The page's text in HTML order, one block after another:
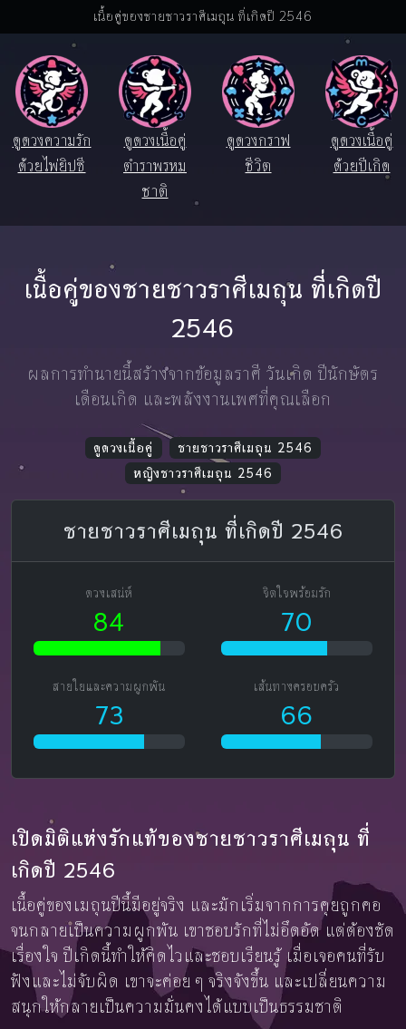
เนื้อคู่ของชายชาวราศีเมถุน ที่เกิดปี 2546
ดูดวงความรัก
ด้วยไพ่ยิปซี
ดูดวงเนื้อคู่
ตำราพรหม
ชาติ
ดูดวงกราฟ
ชีวิต
ดูดวงเนื้อคู่
ด้วยปีเกิด
เนื้อคู่ของชายชาวราศีเมถุน ที่เกิดปี
2546
ผลการทำนายนี้สร้างจากข้อมูลราศี วันเกิด ปีนักษัตร
เดือนเกิด และพลังงานเพศที่คุณเลือก
ดูดวงเนื้อคู่
ชายชาวราศีเมถุน 2546
หญิงชาวราศีเมถุน 2546
ชายชาวราศีเมถุน ที่เกิดปี 2546
ดวงเสน่ห์
84
จิตใจพร้อมรัก
70
สายใยและความผูกพัน
73
เส้นทางครอบครัว
66
เปิดมิติแห่งรักแท้ของชายชาวราศีเมถุน ที่
เกิดปี 2546
เนื้อคู่ของเมถุนปีนี้มีอยู่จริง และมักเริ่มจากการคุยถูกคอ
จนกลายเป็นความผูกพัน เขาชอบรักที่ไม่อึดอัด แต่ต้องชัด
เรื่องใจ ปีเกิดนี้ทำให้คิดไวและชอบเรียนรู้ เมื่อเจอคนที่รับ
ฟังและไม่จับผิด เขาจะค่อย ๆ จริงจังขึ้น และเปลี่ยนความ
สนุกให้กลายเป็นความมั่นคงได้แบบเป็นธรรมชาติ